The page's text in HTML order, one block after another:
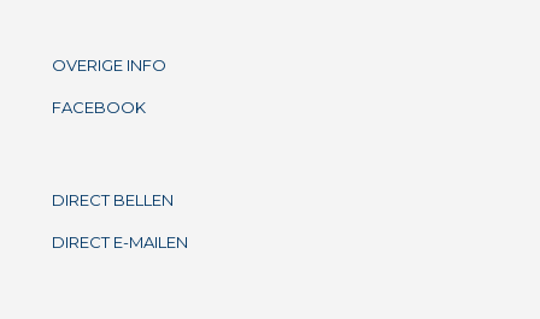
OVERIGE INFO
FACEBOOK
DIRECT BELLEN
DIRECT E-MAILEN